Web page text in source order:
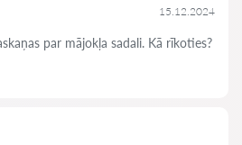
15.12.2024
par mājokļa sadali. Kā rīkoties?